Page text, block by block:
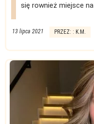
się rownież miejsce na
13 lipca 2021 PRZEZ: : K.M.